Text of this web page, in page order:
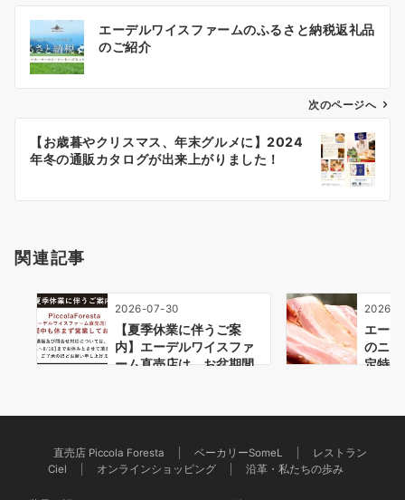
ン
エーデルワイスファームのふるさと納税返礼品
のご紹介
次のページへ
【お歳暮やクリスマス、年末グルメに】2024
年冬の通販カタログが出来上がりました！
関連記事
2026-07-30
【夏季休業に伴うご案
内】エーデルワイスファ
ーム直売店は、お盆期間
2026-
エー
のニ
定特
直売店 Piccola Foresta ベーカリーSomeL
レストラン
Ciel
オンラインショッピング 沿革・私たちの歩み